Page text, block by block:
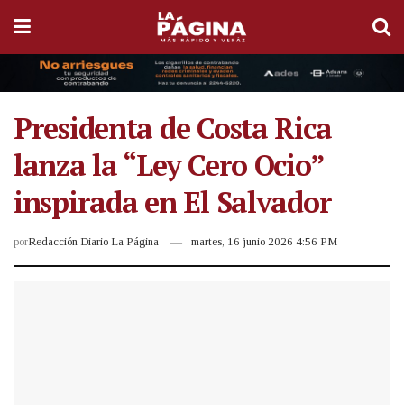
Presidenta de Costa Rica
lanza la “Ley Cero Ocio”
inspirada en El Salvador
porRedacción Diario La Página martes, 16 junio 2026 4:56 PM